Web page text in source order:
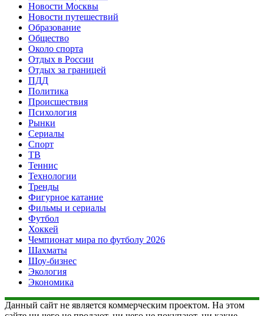
Новости Москвы
Новости путешествий
Образование
Общество
Около спорта
Отдых в России
Отдых за границей
ПДД
Политика
Происшествия
Психология
Рынки
Сериалы
Спорт
ТВ
Теннис
Технологии
Тренды
Фигурное катание
Фильмы и сериалы
Футбол
Хоккей
Чемпионат мира по футболу 2026
Шахматы
Шоу-бизнес
Экология
Экономика
Данный сайт не является коммерческим проектом. На этом